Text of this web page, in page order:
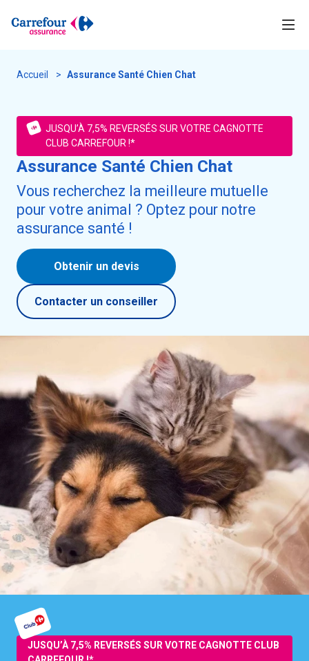
Accueil > Assurance Santé Chien Chat
JUSQU’À 7,5% REVERSÉS SUR VOTRE CAGNOTTE
CLUB CARREFOUR !*
Assurance Santé Chien Chat
Vous recherchez la meilleure mutuelle
pour votre animal ? Optez pour notre
assurance santé !
Obtenir un devis
Contacter un conseiller
JUSQU’À 7,5% REVERSÉS SUR VOTRE CAGNOTTE CLUB